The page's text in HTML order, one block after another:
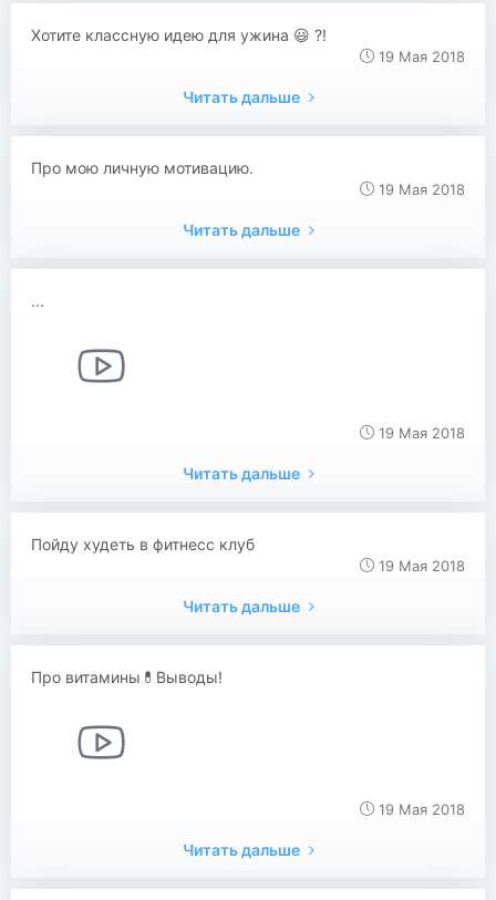
Хотите классную идею для ужина 😃 ?!
19 Мая 2018
Читать дальше
Про мою личную мотивацию.
19 Мая 2018
Читать дальше
...
19 Мая 2018
Читать дальше
Пойду худеть в фитнесс клуб
19 Мая 2018
Читать дальше
Про витамины💊Выводы!
19 Мая 2018
Читать дальше